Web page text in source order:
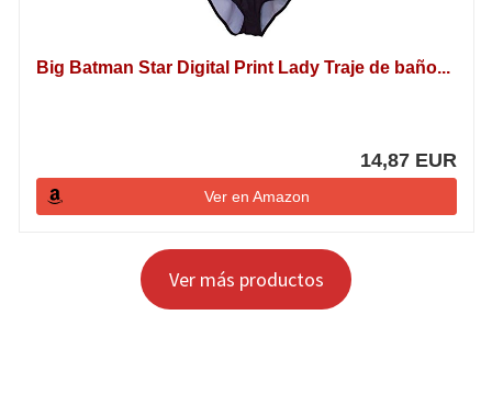
Big Batman Star Digital Print Lady Traje de baño...
14,87 EUR
Ver en Amazon
Ver más productos